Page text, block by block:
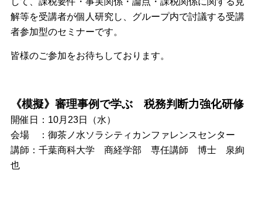
解等を受講者が個人研究し、グループ内で討議する受講
者参加型のセミナーです。
皆様のご参加をお待ちしております。
《模擬》審理事例で学ぶ 税務判断力強化研修
開催日：10月23日（水）
会場 ：御茶ノ水ソラシティカンファレンスセンター
講師：千葉商科大学 商経学部 専任講師 博士 泉絢
也